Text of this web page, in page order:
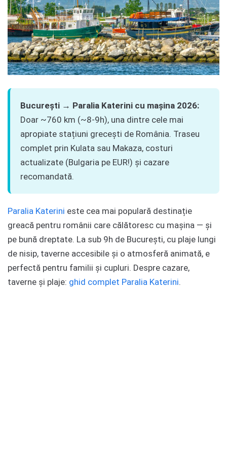
București → Paralia Katerini cu mașina 2026:
Doar ~760 km (~8-9h), una dintre cele mai
apropiate stațiuni grecești de România. Traseu
complet prin Kulata sau Makaza, costuri
actualizate (Bulgaria pe EUR!) și cazare
recomandată.
Paralia Katerini este cea mai populară destinație
greacă pentru românii care călătoresc cu mașina — și
pe bună dreptate. La sub 9h de București, cu plaje lungi
de nisip, taverne accesibile și o atmosferă animată, e
perfectă pentru familii și cupluri. Despre cazare,
taverne și plaje: ghid complet Paralia Katerini.